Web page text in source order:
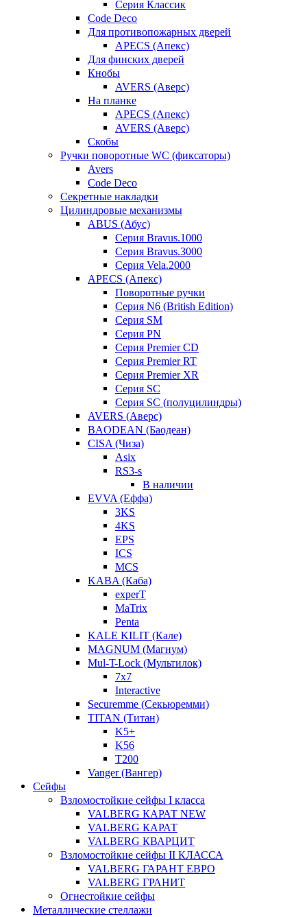
Серия Классик
Code Deco
Для противопожарных дверей
APECS (Апекс)
Для финских дверей
Кнобы
AVERS (Аверс)
На планке
APECS (Апекс)
AVERS (Аверс)
Скобы
Ручки поворотные WC (фиксаторы)
Avers
Code Deco
Секретные накладки
Цилиндровые механизмы
ABUS (Абус)
Серия Bravus.1000
Серия Bravus.3000
Серия Vela.2000
APECS (Апекс)
Поворотные ручки
Серия N6 (British Edition)
Серия SM
Серия PN
Серия Premier CD
Серия Premier RT
Серия Premier XR
Серия SC
Серия SC (полуцилиндры)
AVERS (Аверс)
BAODEAN (Баодеан)
CISA (Чиза)
Asix
RS3-s
В наличии
EVVA (Еффа)
3KS
4KS
EPS
ICS
MCS
KABA (Каба)
experT
MaTrix
Penta
KALE KILIT (Кале)
MAGNUM (Магнум)
Mul-T-Lock (Мультилок)
7x7
Interactive
Securemme (Секьюремми)
TITAN (Титан)
K5+
K56
T200
Vanger (Вангер)
Сейфы
Взломостойкие сейфы I класса
VALBERG КАРАТ NEW
VALBERG КАРАТ
VALBERG КВАРЦИТ
Взломостойкие сейфы II КЛАССА
VALBERG ГАРАНТ ЕВРО
VALBERG ГРАНИТ
Огнестойкие сейфы
Металлические стеллажи